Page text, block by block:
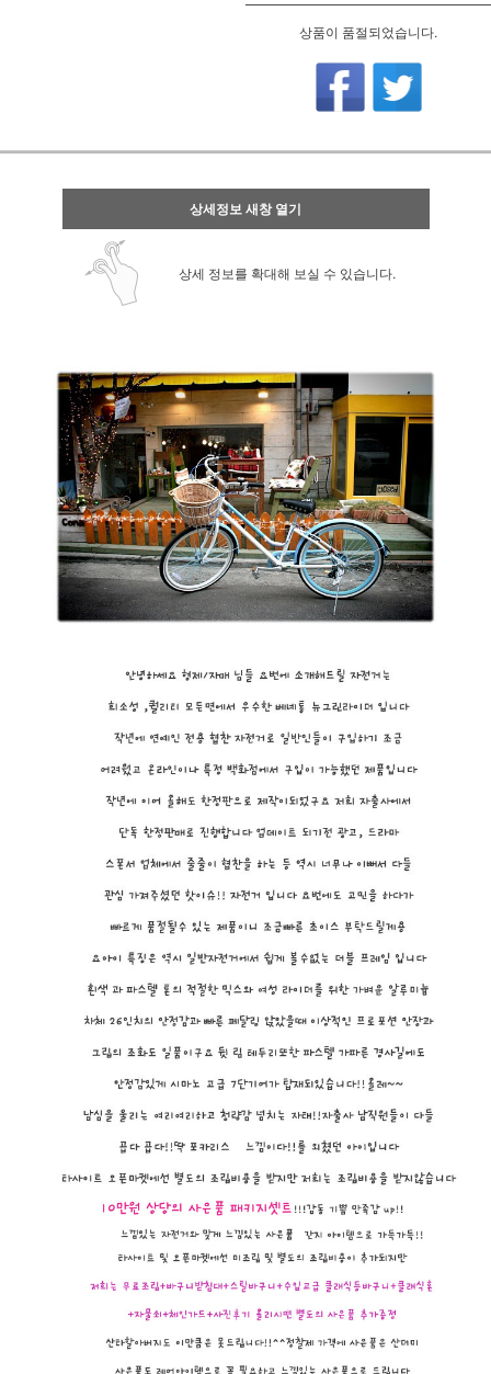
상품이 품절되었습니다.
상세정보 새창 열기
상세 정보를 확대해 보실 수 있습니다.